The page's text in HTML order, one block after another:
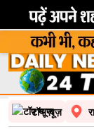
टॉप न्यूज़